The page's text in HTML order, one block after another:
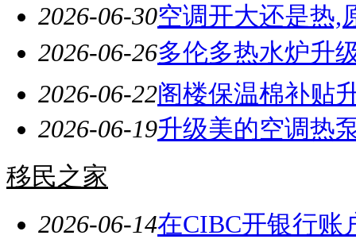
2026-06-30空调开大还是热,
2026-06-26多伦多热水炉升
2026-06-22阁楼保温棉补贴
2026-06-19升级美的空调热
移民之家
2026-06-14在CIBC开银行账